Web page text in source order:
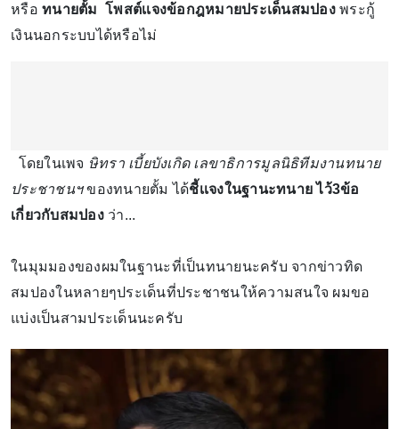
หรือ ทนายตั้ม โพสต์เเจงข้อกฎหมายประเด็นสมปองพระกู้
เงินนอกระบบได้หรือไม่
โดยในเพจ ษิทรา เบี้ยบังเกิด เลขาธิการมูลนิธิทีมงานทนาย
ประชาชนฯของทนายตั้ม ได้ชี้เเจงในฐานะทนาย ไว้3ข้อ
เกี่ยวกับสมปอง ว่า...
ในมุมมองของผมในฐานะที่เป็นทนายนะครับ จากข่าวทิด
สมปองในหลายๆประเด็นที่ประชาชนให้ความสนใจ ผมขอ
แบ่งเป็นสามประเด็นนะครับ